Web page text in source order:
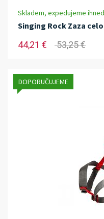
Skladem, expedujeme ihned
Singing Rock Zaza
44,21 € 53,25 €
DOPORUČUJEME